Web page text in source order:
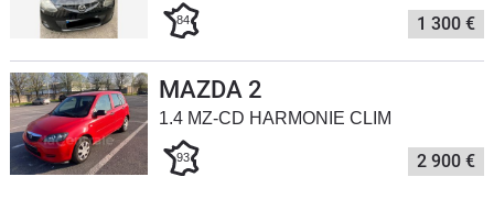
Flottes
Services
Forum
84 1 300 €
MAZDA 2
1.4 MZ-CD HARMONIE CLIM
93 2 900 €